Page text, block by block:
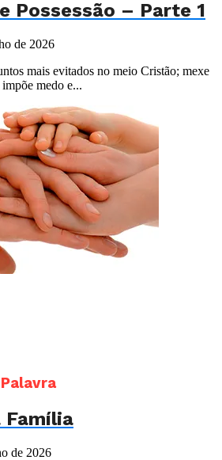
Possessão – Parte 1
de 2026
mais evitados no meio Cristão; mexe
medo e...
Família
de 2026